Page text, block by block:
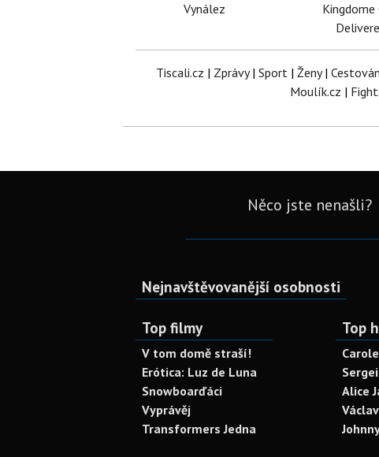
Vynález
Kingdome
Tiscali.cz | Zprávy| Sport| Ženy|
Moulík.cz |
Něco jste nenašli?
Nejnavštěvovanější osobnosti
Top filmy
V tom domě straší!
Erótica: Luz de Luna
Snowboarďáci
Vyprávěj
Transformers Jedna
Top
Alice